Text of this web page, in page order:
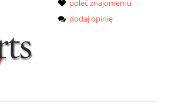
poleć znajomemu
dodaj opinię